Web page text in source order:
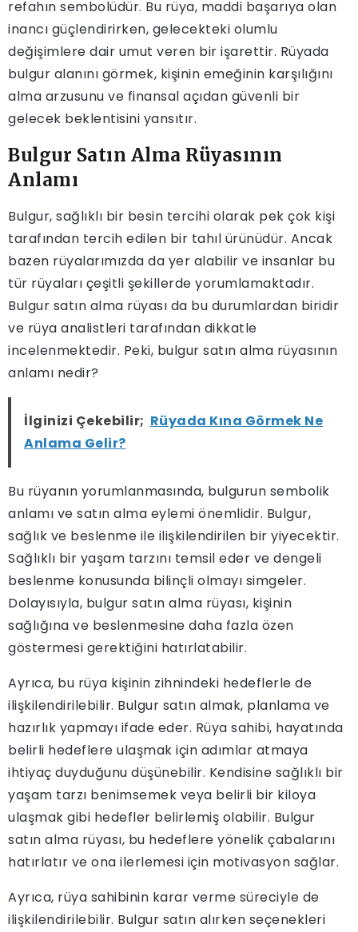
refahın sembolüdür. Bu rüya, maddi başarıya olan
inancı güçlendirirken, gelecekteki olumlu
değişimlere dair umut veren bir işarettir. Rüyada
bulgur alanını görmek, kişinin emeğinin karşılığını
alma arzusunu ve finansal açıdan güvenli bir
gelecek beklentisini yansıtır.
Bulgur Satın Alma Rüyasının
Anlamı
Bulgur, sağlıklı bir besin tercihi olarak pek çok kişi
tarafından tercih edilen bir tahıl ürünüdür. Ancak
bazen rüyalarımızda da yer alabilir ve insanlar bu
tür rüyaları çeşitli şekillerde yorumlamaktadır.
Bulgur satın alma rüyası da bu durumlardan biridir
ve rüya analistleri tarafından dikkatle
incelenmektedir. Peki, bulgur satın alma rüyasının
anlamı nedir?
İlginizi Çekebilir; Rüyada Kına Görmek Ne
Anlama Gelir?
Bu rüyanın yorumlanmasında, bulgurun sembolik
anlamı ve satın alma eylemi önemlidir. Bulgur,
sağlık ve beslenme ile ilişkilendirilen bir yiyecektir.
Sağlıklı bir yaşam tarzını temsil eder ve dengeli
beslenme konusunda bilinçli olmayı simgeler.
Dolayısıyla, bulgur satın alma rüyası, kişinin
sağlığına ve beslenmesine daha fazla özen
göstermesi gerektiğini hatırlatabilir.
Ayrıca, bu rüya kişinin zihnindeki hedeflerle de
ilişkilendirilebilir. Bulgur satın almak, planlama ve
hazırlık yapmayı ifade eder. Rüya sahibi, hayatında
belirli hedeflere ulaşmak için adımlar atmaya
ihtiyaç duyduğunu düşünebilir. Kendisine sağlıklı bir
yaşam tarzı benimsemek veya belirli bir kiloya
ulaşmak gibi hedefler belirlemiş olabilir. Bulgur
satın alma rüyası, bu hedeflere yönelik çabalarını
hatırlatır ve ona ilerlemesi için motivasyon sağlar.
Ayrıca, rüya sahibinin karar verme süreciyle de
ilişkilendirilebilir. Bulgur satın alırken seçenekleri